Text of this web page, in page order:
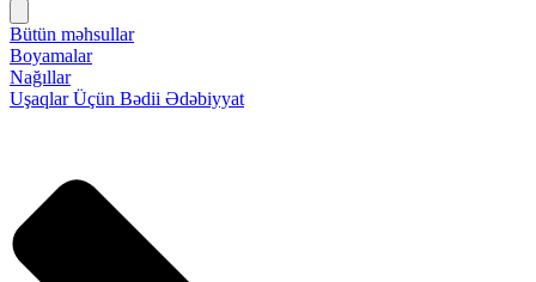
Bütün məhsullar
Boyamalar
Nağıllar
Uşaqlar Üçün Bədii Ədəbiyyat